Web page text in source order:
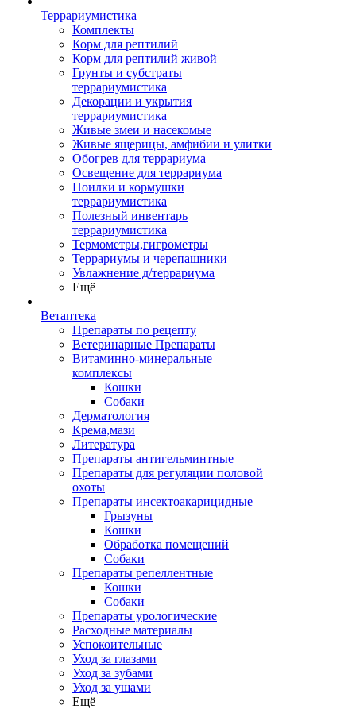
Террариумистика
Комплекты
Корм для рептилий
Корм для рептилий живой
Грунты и субстраты
террариумистика
Декорации и укрытия
террариумистика
Живые змеи и насекомые
Живые ящерицы, амфибии и улитки
Обогрев для террариума
Освещение для террариума
Поилки и кормушки
террариумистика
Полезный инвентарь
террариумистика
Термометры,гигрометры
Террариумы и черепашники
Увлажнение д/террариума
Ещё
Ветаптека
Препараты по рецепту
Ветеринарные Препараты
Витаминно-минеральные
комплексы
Кошки
Собаки
Дерматология
Крема,мази
Литература
Препараты антигельминтные
Препараты для регуляции половой
охоты
Препараты инсектоакарицидные
Грызуны
Кошки
Обработка помещений
Собаки
Препараты репеллентные
Кошки
Собаки
Препараты урологические
Расходные материалы
Успокоительные
Уход за глазами
Уход за зубами
Уход за ушами
Ещё